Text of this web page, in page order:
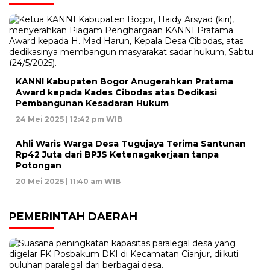
KANNI Kabupaten Bogor Anugerahkan Pratama
Award kepada Kades Cibodas atas Dedikasi
Pembangunan Kesadaran Hukum
24 Mei 2025 | 12:42 pm WIB
Ahli Waris Warga Desa Tugujaya Terima Santunan
Rp42 Juta dari BPJS Ketenagakerjaan tanpa
Potongan
20 Mei 2025 | 11:40 am WIB
PEMERINTAH DAERAH